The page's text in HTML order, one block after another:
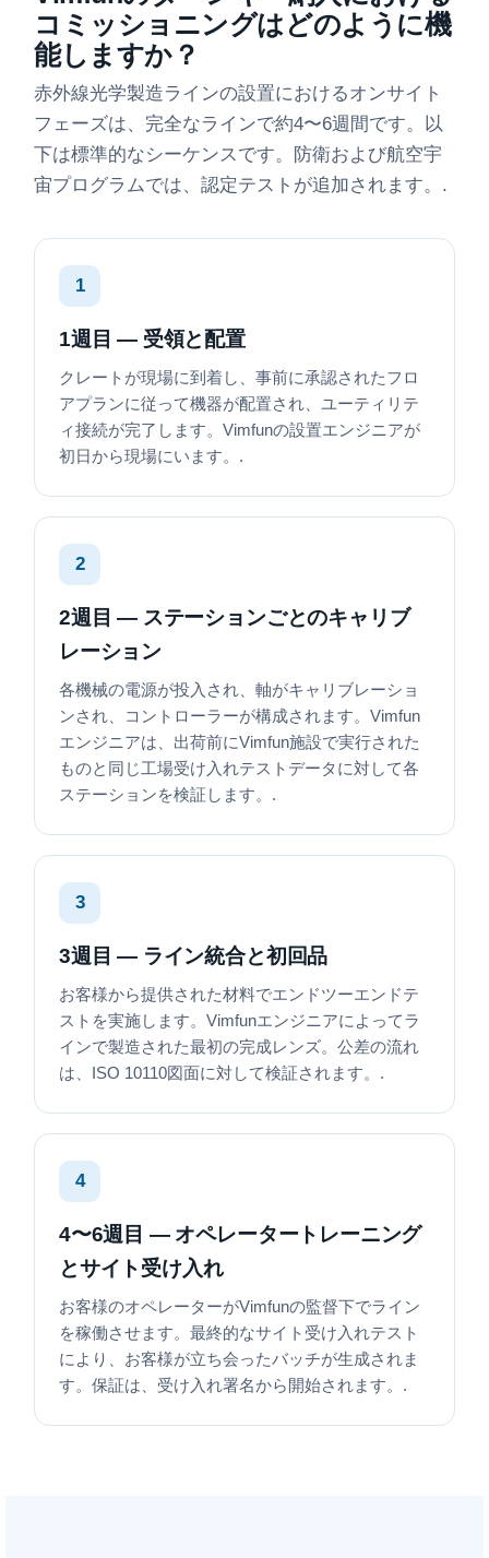
コミッショニングはどのように機
能しますか？
赤外線光学製造ラインの設置におけるオンサイト
フェーズは、完全なラインで約4〜6週間です。以
下は標準的なシーケンスです。防衛および航空宇
宙プログラムでは、認定テストが追加されます。.
1
1週目 — 受領と配置
クレートが現場に到着し、事前に承認されたフロ
アプランに従って機器が配置され、ユーティリテ
ィ接続が完了します。Vimfunの設置エンジニアが
初日から現場にいます。.
2
2週目 — ステーションごとのキャリブ
レーション
各機械の電源が投入され、軸がキャリブレーショ
ンされ、コントローラーが構成されます。Vimfun
エンジニアは、出荷前にVimfun施設で実行された
ものと同じ工場受け入れテストデータに対して各
ステーションを検証します。.
3
3週目 — ライン統合と初回品
お客様から提供された材料でエンドツーエンドテ
ストを実施します。Vimfunエンジニアによってラ
インで製造された最初の完成レンズ。公差の流れ
は、ISO 10110図面に対して検証されます。.
4
4〜6週目 — オペレータートレーニング
とサイト受け入れ
お客様のオペレーターがVimfunの監督下でライン
を稼働させます。最終的なサイト受け入れテスト
により、お客様が立ち会ったバッチが生成されま
す。保証は、受け入れ署名から開始されます。.